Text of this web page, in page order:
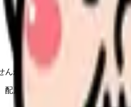
か。
属変更、転職先の条件を第三者